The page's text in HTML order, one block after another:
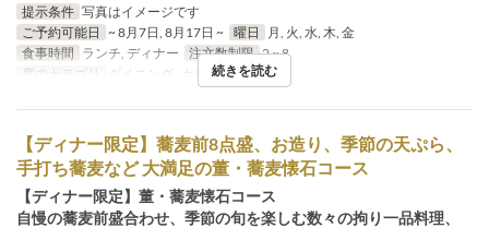
提示条件 写真はイメージです
ご予約可能日 ~ 8月7日, 8月17日 ~ 曜日
月, 火, 水, 木, 金
食事時間 ランチ, ディナー 注文数制限 2 ~ 8
席のカテゴリ
ダイニング , カウンター, 個室
続きを読む
【ディナー限定】蕎麦前8点盛、お造り、季節の天ぷら、
手打ち蕎麦など 大満足の董・蕎麦懐石コース
【ディナー限定】董・蕎麦懐石コース
自慢の蕎麦前盛合わせ、季節の旬を楽しむ数々の拘り一品料理、